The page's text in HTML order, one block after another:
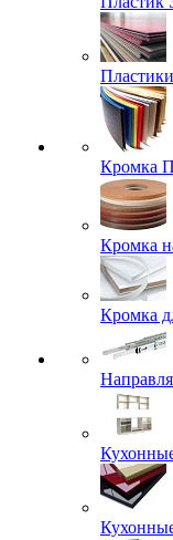
Кромка
Кромка
Кромка